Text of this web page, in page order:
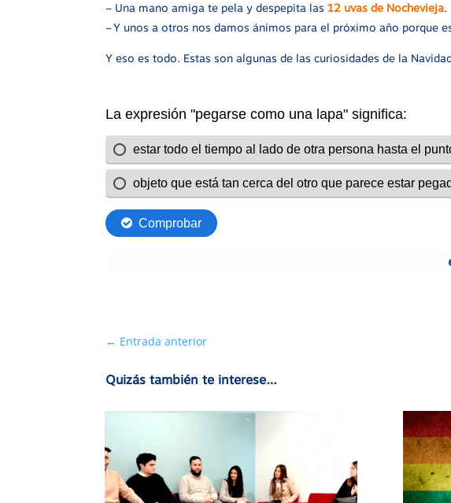
– Una mano amiga te pela y despepita las12 uvas de Nochevieja.
– Y unos a otros nos damos ánimos para el próximo año porque
Y eso es todo. Estas son algunas de las curiosidades de la
← Entrada anterior
Quizás también te interese…